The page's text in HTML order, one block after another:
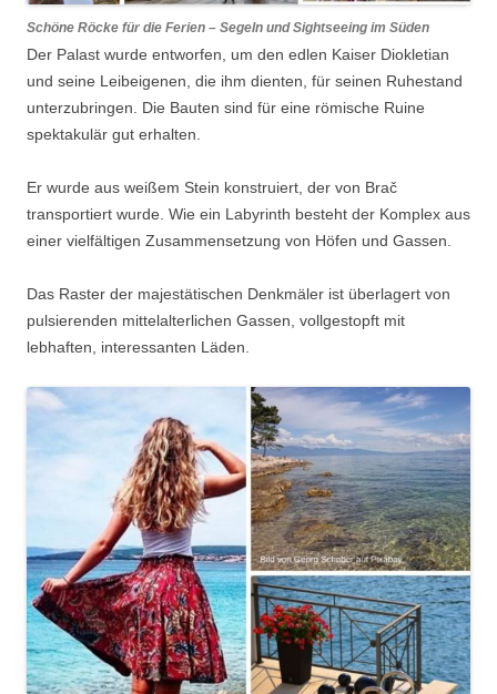
Schöne Röcke für die Ferien – Segeln und Sightseeing im Süden
Der Palast wurde entworfen, um den edlen Kaiser Diokletian
und seine Leibeigenen, die ihm dienten, für seinen Ruhestand
unterzubringen. Die Bauten sind für eine römische Ruine
spektakulär gut erhalten.
Er wurde aus weißem Stein konstruiert, der von Brač
transportiert wurde. Wie ein Labyrinth besteht der Komplex aus
einer vielfältigen Zusammensetzung von Höfen und Gassen.
Das Raster der majestätischen Denkmäler ist überlagert von
pulsierenden mittelalterlichen Gassen, vollgestopft mit
lebhaften, interessanten Läden.